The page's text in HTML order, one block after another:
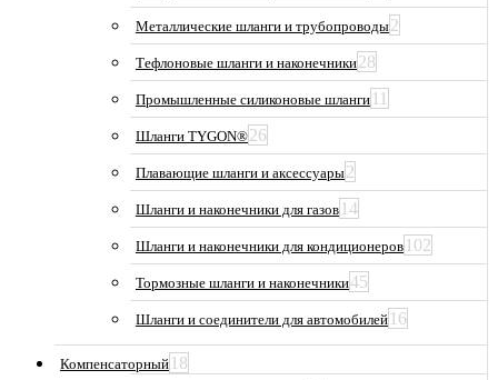
Металлические шланги и трубопроводы2
Тефлоновые шланги и наконечники28
Промышленные силиконовые шланги 11
Шланги TYGON®26
Плавающие шланги и аксессуары2
Шланги и наконечники для газов 14
Шланги и наконечники для кондиционеров 102
Тормозные шланги и наконечники45
Шланги и соединители для автомобилей 16
Компенсаторный 18